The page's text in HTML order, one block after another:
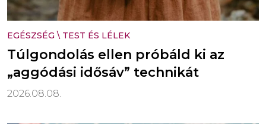
EGÉSZSÉG \ TEST ÉS LÉLEK
Túlgondolás ellen próbáld ki az
„aggódási idősáv” technikát
2026.08.08.